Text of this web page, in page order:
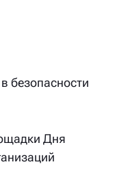
безопасности
Дня